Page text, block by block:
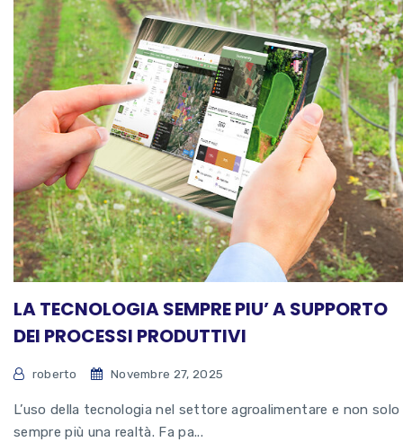
LA TECNOLOGIA SEMPRE PIU’ A SUPPORTO
DEI PROCESSI PRODUTTIVI
roberto Novembre 27, 2025
L’uso della tecnologia nel settore agroalimentare e non solo
sempre più una realtà. Fa pa...